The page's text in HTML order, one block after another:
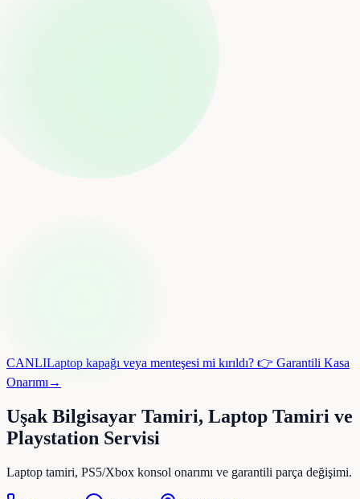
CANLILaptop kapağı veya menteşesi mi kırıldı? 👉 Garantili Kasa
Onarımı →
Uşak Bilgisayar Tamiri, Laptop Tamiri ve
Playstation Servisi
Laptop tamiri, PS5/Xbox konsol onarımı ve garantili parça değişimi.